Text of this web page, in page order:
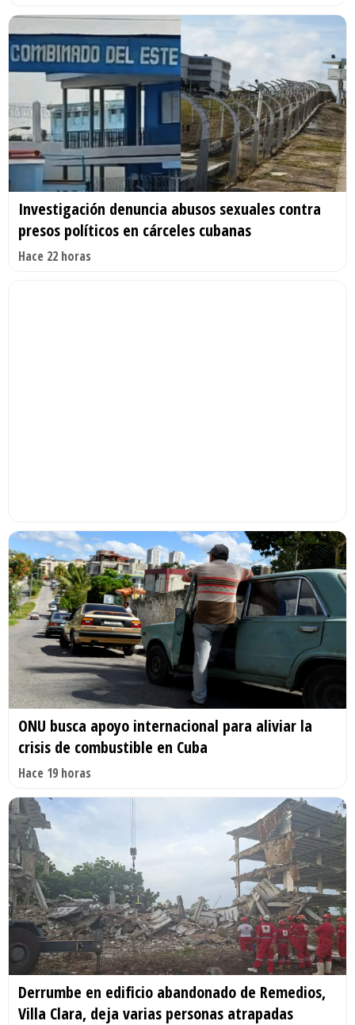
Investigación denuncia abusos sexuales contra
presos políticos en cárceles cubanas
Hace 22 horas
ONU busca apoyo internacional para aliviar la
crisis de combustible en Cuba
Hace 19 horas
Derrumbe en edificio abandonado de Remedios,
Villa Clara, deja varias personas atrapadas